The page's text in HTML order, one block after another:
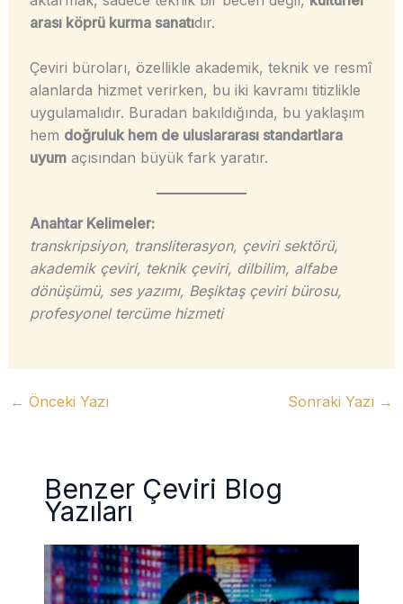
arası köprü kurma sanatıdır.
Çeviri büroları, özellikle akademik, teknik ve resmî
alanlarda hizmet verirken, bu iki kavramı titizlikle
uygulamalıdır. Buradan bakıldığında, bu yaklaşım
hem doğruluk hem de uluslararası standartlara
uyumaçısından büyük fark yaratır.
Anahtar Kelimeler:
transkripsiyon, transliterasyon, çeviri sektörü,
akademik çeviri, teknik çeviri, dilbilim, alfabe
dönüşümü, ses yazımı, Beşiktaş çeviri bürosu,
profesyonel tercüme hizmeti
← Önceki Yazı Sonraki Yazı →
Benzer Çeviri Blog
Yazıları